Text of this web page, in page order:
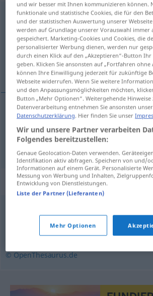
mutmaßlichadj
Übersicht aller Übersetzungen
(Für mehr Details die Übersetzung
supposé, présumé
supposé mutmaßlich
présumé mutmaßlicha.Täter
Synonyme für
,wahrscheinlich,vermutlich
präsumtiv (geh., bildungssprachlich)
© OpenThesaurus.de
und wir besser mit Ihnen kommunizieren können.
funktionale und statistische Cookies, die für den
und der statistischen Auswertung unserer
werden auf Grundlage unserer Vorauswahl immer
gespeichert. Marketing-Cookies und Cookies, die
personalisierter Werbung dienen, werden nur
durch einen Klick auf den „Akzeptieren“-Button
geben. Klicken Sie ansonsten auf „Fortfahren ohne
können Ihre Einwilligung jederzeit für zukünftige
Webseite widerrufen. Wenn Sie weitere
und den Anpassungsmöglichkeiten möchten,
Button „Mehr Optionen“. Weitergehende Hinweise
Datenverarbeitung entnehmen Sie ansonsten
Datenschutzerklärung. Hier finden Sie unser
Wir und unsere Partner verarbeiten
Folgendes bereitzustellen:
Genaue Geolocation-Daten verwenden.
Identifikation aktiv abfragen. Speichern von und/
Informationen auf einem Gerät. Personalisierte
Messung von Werbung und Inhalten,
Entwicklung von Dienstleistungen.
Liste der Partner (Lieferanten)
Mehr Optionen